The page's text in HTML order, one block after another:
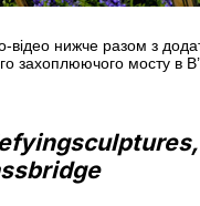
відео нижче разом з
захоплюючого мосту в